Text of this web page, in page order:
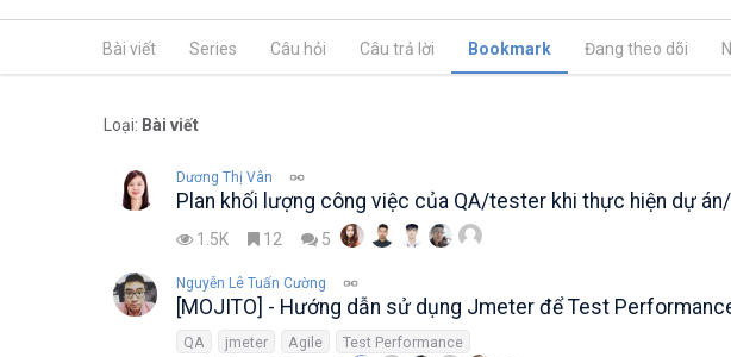
Bài viết Series Câu hỏi Câu trả lời Bookmark Đang theo dõi
Loại: Bài viết
Dương Thị Vân
Plan khối lượng công việc của QA/tester khi thực hiện dự
1.5K 12 5
Nguyễn Lê Tuấn Cường
[MOJITO] - Hướng dẫn sử dụng Jmeter để Test
QA jmeter Agile Test Performance